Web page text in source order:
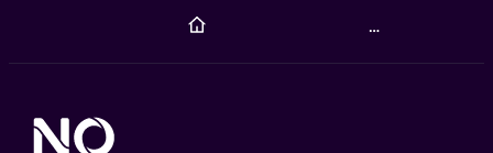
Startpagina
Home